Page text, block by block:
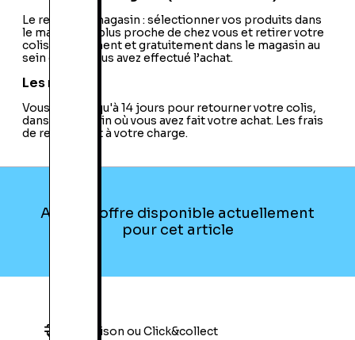
Le retrait en magasin : sélectionner vos produits dans
le magasin le plus proche de chez vous et retirer votre
colis directement et gratuitement dans le magasin au
sein duquel vous avez effectué l’achat.
Les retours
Vous avez jusqu'à 14 jours pour retourner votre colis,
dans le magasin où vous avez fait votre achat. Les frais
de retour sont à votre charge.
Aucune offre disponible actuellement
pour cet article
Livraison ou Click&collect